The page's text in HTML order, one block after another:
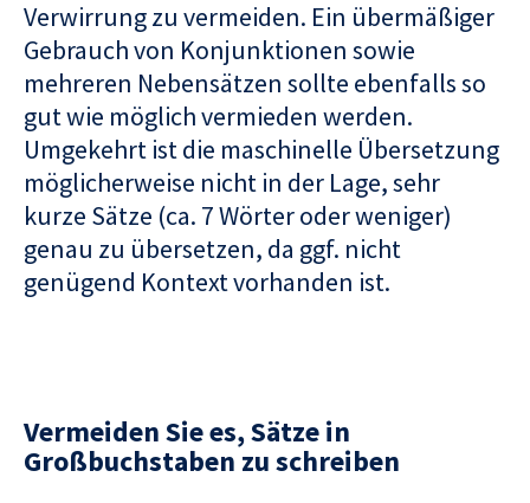
Verwirrung zu vermeiden. Ein übermäßiger
Gebrauch von Konjunktionen sowie
mehreren Nebensätzen sollte ebenfalls so
gut wie möglich vermieden werden.
Umgekehrt ist die maschinelle Übersetzung
möglicherweise nicht in der Lage, sehr
kurze Sätze (ca. 7 Wörter oder weniger)
genau zu übersetzen, da ggf. nicht
genügend Kontext vorhanden ist.
Vermeiden Sie es, Sätze in
Großbuchstaben zu schreiben